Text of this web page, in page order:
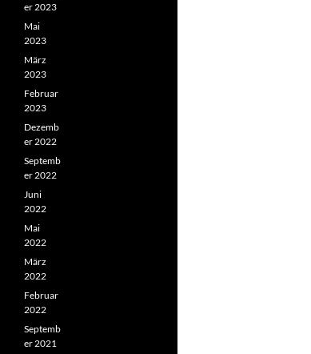
er 2023
Mai
2023
März
2023
Februar
2023
Dezemb
er 2022
Septemb
er 2022
Juni
2022
Mai
2022
März
2022
Februar
2022
Septemb
er 2021